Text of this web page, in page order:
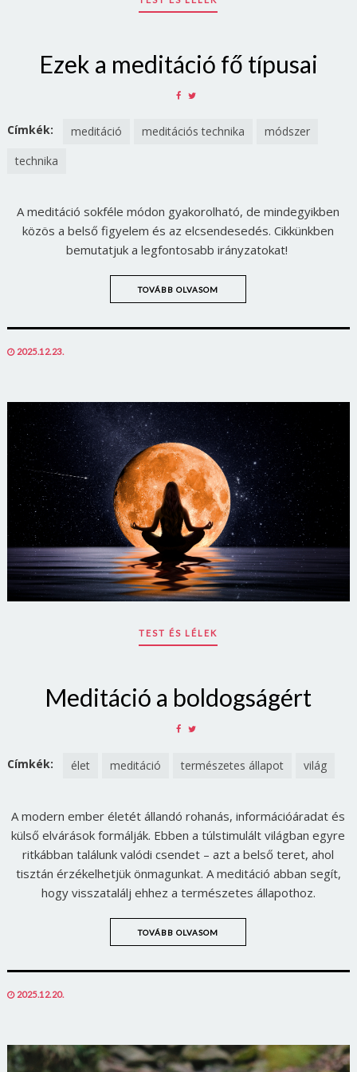
Ezek a meditáció fő típusai
SHARE
FACEBOOK
TWITTER
Címkék: meditáció meditációs technika
módszer
technika
A meditáció sokféle módon gyakorolható, de mindegyikben
közös a belső figyelem és az elcsendesedés. Cikkünkben
bemutatjuk a legfontosabb irányzatokat!
TOVÁBB OLVASOM
POSTED
2025.12.23.
TEST ÉS LÉLEK
Meditáció a boldogságért
SHARE
FACEBOOK
TWITTER
Címkék: élet meditáció természetes állapot világ
A modern ember életét állandó rohanás, információáradat és
külső elvárások formálják. Ebben a túlstimulált világban egyre
ritkábban találunk valódi csendet – azt a belső teret, ahol
tisztán érzékelhetjük önmagunkat. A meditáció abban segít,
hogy visszatalálj ehhez a természetes állapothoz.
TOVÁBB OLVASOM
POSTED
2025.12.20.